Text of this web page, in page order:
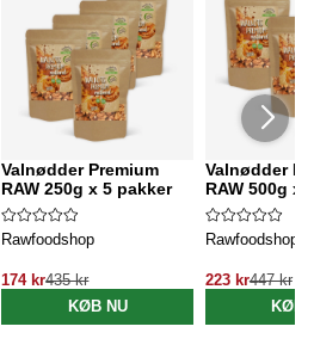
Valnødder Premium
RAW 250g x 5 pakker
Rawfoodshop
174 kr435 kr
KØB NU
Valnødder
RAW 500g x
Rawfoodshop
223 kr447 kr
KØB